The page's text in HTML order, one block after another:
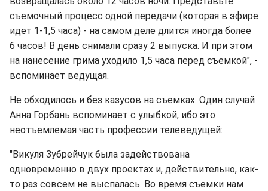
съемочный процесс одной передачи (которая в эфире
идет 1-1,5 часа) - на самом деле длится иногда более
6 часов! В день снимали сразу 2 выпуска. И при этом
на нанесение грима уходило 1,5 часа перед съемкой", -
вспоминает ведущая.
Не обходилось и без казусов на съемках. Один случай
Анна Горбань вспоминает с улыбкой, ибо это
неотъемлемая часть профессии телеведущей:
"Викуля Зубрейчук была задействована
одновременно в двух проектах и, действительно, как-
то раз совсем не выспалась. Во время съемки нам